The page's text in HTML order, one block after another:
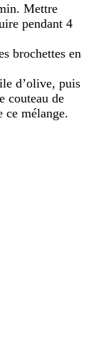
Mettre
pendant 4
brochettes en
d’olive, puis
couteau de
ce mélange.